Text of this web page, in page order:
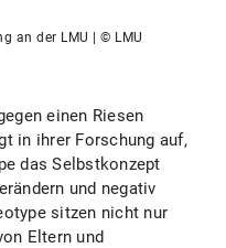
an der LMU | © LMU
einen Riesen
in ihrer Forschung auf,
das Selbstkonzept
und negativ
sitzen nicht nur
Eltern und